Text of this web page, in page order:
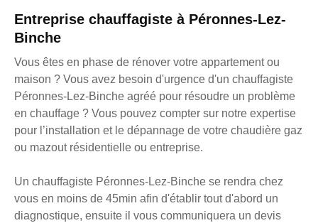
Entreprise chauffagiste à Péronnes-Lez-
Binche
Vous êtes en phase de rénover votre appartement ou
maison ? Vous avez besoin d'urgence d'un chauffagiste
Péronnes-Lez-Binche agréé pour résoudre un problème
en chauffage ? Vous pouvez compter sur notre expertise
pour l’installation et le dépannage de votre chaudière gaz
ou mazout résidentielle ou entreprise.
Un chauffagiste Péronnes-Lez-Binche se rendra chez
vous en moins de 45min afin d'établir tout d'abord un
diagnostique, ensuite il vous communiquera un devis